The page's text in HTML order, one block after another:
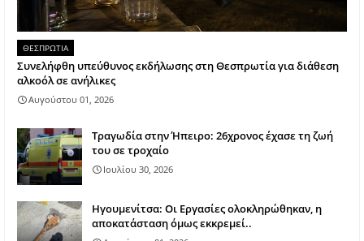
ΘΕΣΠΡΩΤΙΑ
Συνελήφθη υπεύθυνος εκδήλωσης στη Θεσπρωτία για διάθεση
αλκοόλ σε ανήλικες
Αυγούστου 01, 2026
Τραγωδία στην Ήπειρο: 26χρονος έχασε τη ζωή
του σε τροχαίο
Ιουλίου 30, 2026
Ηγουμενίτσα: Οι Εργασίες ολοκληρώθηκαν, η
αποκατάσταση όμως εκκρεμεί..